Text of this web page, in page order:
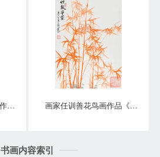
任训善四尺三口花鸟画作品《事事大吉》 画家任训善花鸟画作品《竹报平安》
书画内容索引